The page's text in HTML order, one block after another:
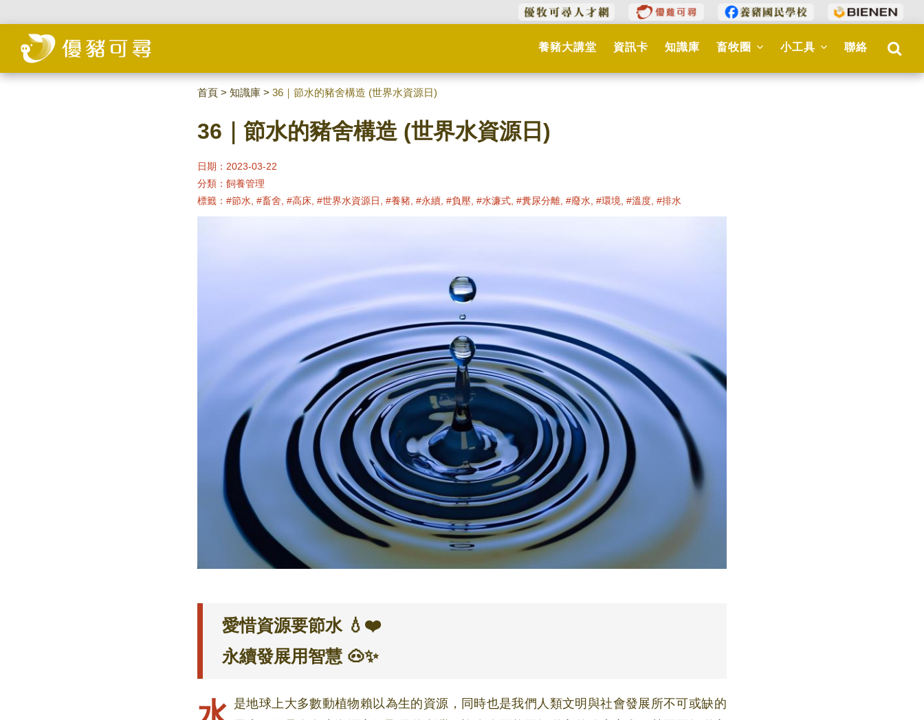
養豬大講堂 資訊卡 知識庫 畜牧圈 小工具 聯絡
首頁 > 知識庫 > 36｜節水的豬舍構造 (世界水資源日)
36｜節水的豬舍構造 (世界水資源日)
日期：2023-03-22
分類： 飼養管理
標籤： #節水, #畜舍, #高床, #世界水資源日, #養豬, #永續, #負壓, #水濂式, #糞尿分離, #廢水, #環境, #溫度, #排水
愛惜資源要節水 💧❤️
永續發展用智慧 🐽✨